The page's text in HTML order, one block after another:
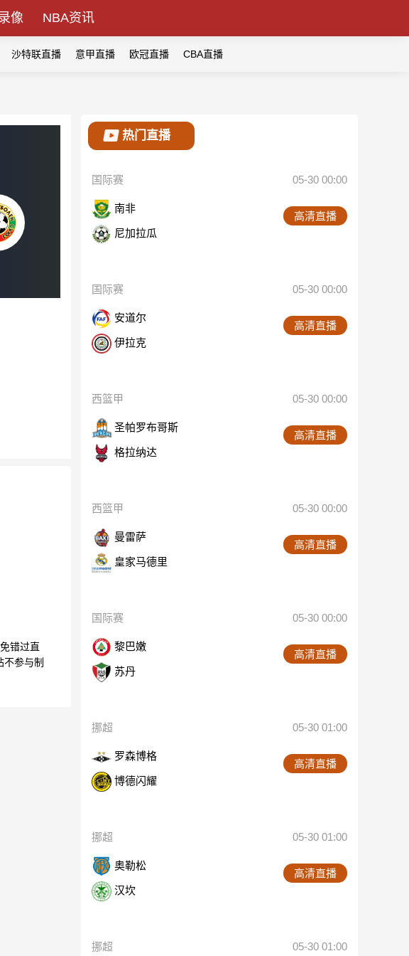
像 NBA资讯
沙特联直播 意甲直播 欧冠直播 CBA直播
错过直
不参与制
热门直播
国际赛 05-30 00:00
南非
尼加拉瓜
高清直播
国际赛 05-30 00:00
安道尔
伊拉克
高清直播
西篮甲 05-30 00:00
圣帕罗布哥斯
格拉纳达
高清直播
西篮甲 05-30 00:00
曼雷萨
皇家马德里
高清直播
国际赛 05-30 00:00
黎巴嫩
苏丹
高清直播
挪超 05-30 01:00
罗森博格
博德闪耀
高清直播
挪超 05-30 01:00
奥勒松
汉坎
高清直播
挪超 05-30 01:00